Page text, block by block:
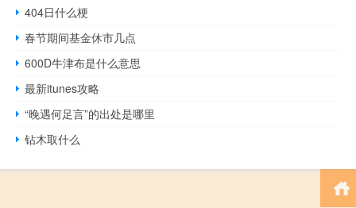
404日什么梗
春节期间基金休市几点
600D牛津布是什么意思
最新itunes攻略
“晚遇何足言”的出处是哪里
钻木取什么